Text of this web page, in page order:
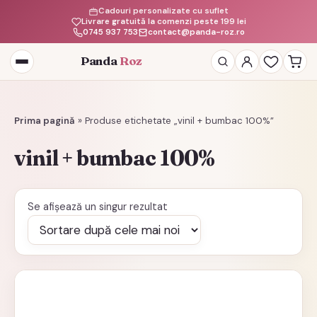
Livrare gratuită la comenzi peste 199 lei
Cadouri personalizate cu suflet
0745 937 753
contact@panda-roz.ro
Deschide
meniul
Panda Roz
Prima pagină » Produse etichetate „vinil + bumbac 100%”
vinil + bumbac 100%
Se afișează un singur rezultat
Acest